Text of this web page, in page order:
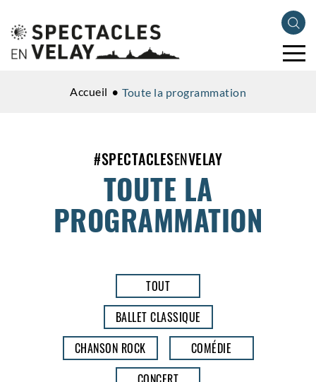
Accueil Toute la programmation
#SPECTACLESENVELAY
TOUTE LA
PROGRAMMATION
TOUT
BALLET CLASSIQUE
CHANSON ROCK
COMÉDIE